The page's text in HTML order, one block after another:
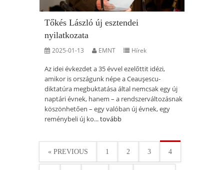
Tőkés László új esztendei
nyilatkozata
2025-01-13 EMNT Hírek
Az idei évkezdet a 35 évvel ezelőttit idézi,
amikor is országunk népe a Ceauşescu-
diktatúra megbuktatása által nemcsak egy új
naptári évnek, hanem – a rendszerváltozásnak
köszönhetően – egy valóban új évnek, egy
reménybeli új ko...tovább
« PREVIOUS 1 2 3 4